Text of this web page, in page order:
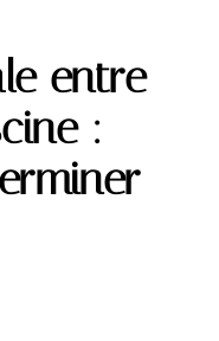
entre
: